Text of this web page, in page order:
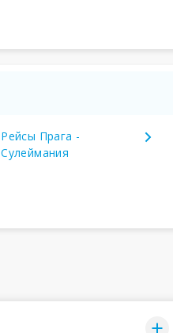
Рейсы Прага -
Сулеймания